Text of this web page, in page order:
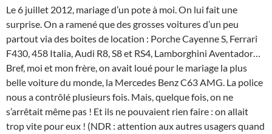
Le 6 juillet 2012, mariage d’un pote à moi. On lui fait une
surprise. On a ramené que des grosses voitures d’un peu
partout via des boites de location : Porche Cayenne S, Ferrari
F430, 458 Italia, Audi R8, S8 et RS4, Lamborghini Aventador…
Bref, moi et mon frère, on avait loué pour le mariage la plus
belle voiture du monde, la Mercedes Benz C63 AMG. La police
nous a contrôlé plusieurs fois. Mais, quelque fois, on ne
s’arrêtait même pas ! Et ils ne pouvaient rien faire : on allait
trop vite pour eux ! (NDR : attention aux autres usagers quand